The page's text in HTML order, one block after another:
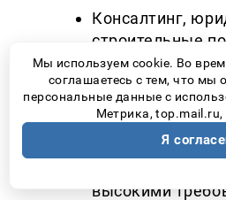
Консалтинг,
строительные
сервисные
Доступна в
выделенных
высокими
Мы используем cookie. Во
соглашаетесь с тем, что
персональные данные с
Метрика, top.mail.ru,
Я